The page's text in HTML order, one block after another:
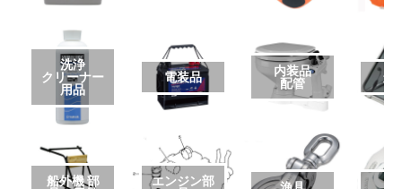
洗浄
クリーナー
用品
電装品
内装品
配管
艤
船外機 部
エンジン部